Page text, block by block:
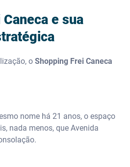
e sua
o Shopping Frei Caneca
nome há 21 anos, o espaço
nada menos, que Avenida